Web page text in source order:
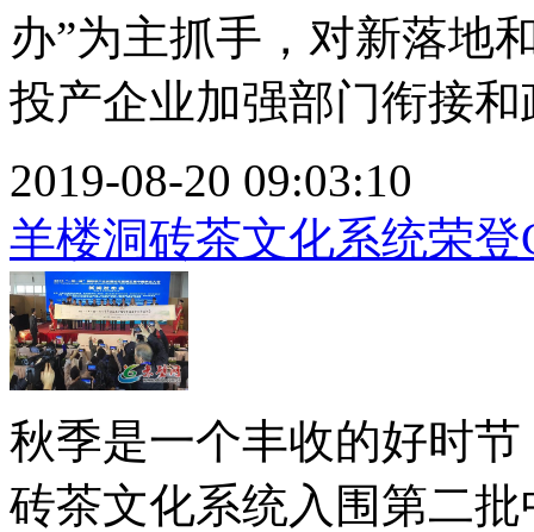
办”为主抓手，对新落地
投产企业加强部门衔接和
2019-08-20 09:03:10
羊楼洞砖茶文化系统荣
秋季是一个丰收的好时
砖茶文化系统入围第二